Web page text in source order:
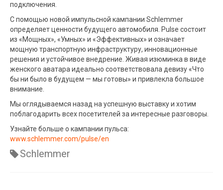
подключения.
С помощью новой импульсной кампании Schlemmer
определяет ценности будущего автомобиля. Pulse состоит
из «Мощных», «Умных» и «Эффективных» и означает
мощную транспортную инфраструктуру, инновационные
решения и устойчивое внедрение. Живая изюминка в виде
женского аватара идеально соответствовала девизу «Что
бы ни было в будущем — мы готовы» и привлекла большое
внимание.
Мы оглядываемся назад на успешную выставку и хотим
поблагодарить всех посетителей за интересные разговоры.
Узнайте больше о кампании пульса:
www.schlemmer.com/pulse/en
Schlemmer